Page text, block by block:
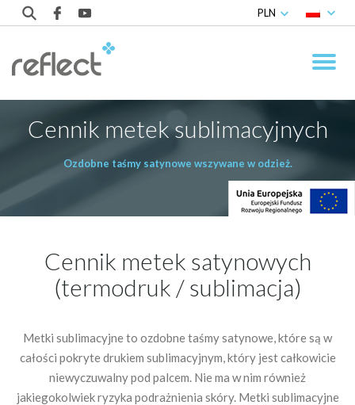
PLN
Cennik metek sublimacyjnych
Ozdobne taśmy satynowe wszywane w odzież.
Cennik metek satynowych
(termodruk / sublimacja)
Metki sublimacyjne to ozdobne taśmy satynowe, które są w
całości pokryte drukiem sublimacyjnym, który jest całkowicie
niewyczuwalny pod palcem. Nie ma w nim również
jakiegokolwiek ryzyka podrażnienia skóry. Metki sublimacyjne